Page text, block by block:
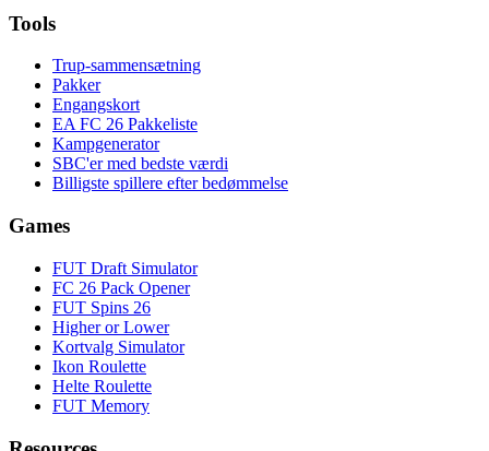
Tools
Trup-sammensætning
Pakker
Engangskort
EA FC 26 Pakkeliste
Kampgenerator
SBC'er med bedste værdi
Billigste spillere efter bedømmelse
Games
FUT Draft Simulator
FC 26 Pack Opener
FUT Spins 26
Higher or Lower
Kortvalg Simulator
Ikon Roulette
Helte Roulette
FUT Memory